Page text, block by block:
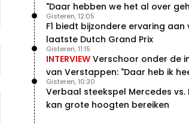
"Daar hebben we het al over
F1 biedt bijzondere ervaring aan
laatste Dutch Grand Prix
Gisteren, 12:05
INTERVIEW Verschoor onder de
van Verstappen: "Daar heb ik
respect voor"
Gisteren, 11:15
Verbaal steekspel Mercedes vs.
kan grote hoogten bereiken
Gisteren, 10:30